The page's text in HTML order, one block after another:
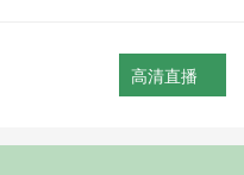
高清直播